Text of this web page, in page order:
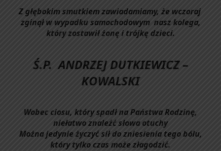
Z głębokim smutkiem zawiadamiamy, że wczoraj
zginął w wypadku samochodowym nasz kolega,
który zostawił żonę i trójkę dzieci.
Ś.P. ANDRZEJ DUTKIEWICZ –
KOWALSKI
Wobec ciosu, który spadł na Państwa Rodzinę,
niełatwo znaleźć słowa otuchy
Można jedynie życzyć sił do zniesienia tego bólu,
który tylko czas może złagodzić.